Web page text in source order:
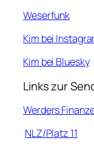
Weserfunk
Kim bei
Kim bei Bluesky
Links zur
Werders
NLZ/Platz 11